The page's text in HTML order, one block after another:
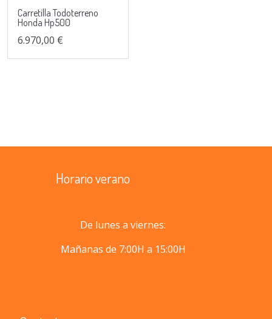
Carretilla Todoterreno
Honda Hp500
6.970,00 €
Horario verano
De lunes a viernes:
Mañanas de 7:00H a 15:00H